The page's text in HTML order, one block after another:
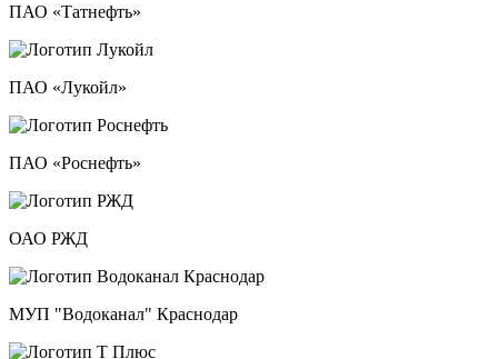
ПАО «Татнефть»
ПАО «Лукойл»
ПАО «Роснефть»
ОАО РЖД
МУП "Водоканал" Краснодар